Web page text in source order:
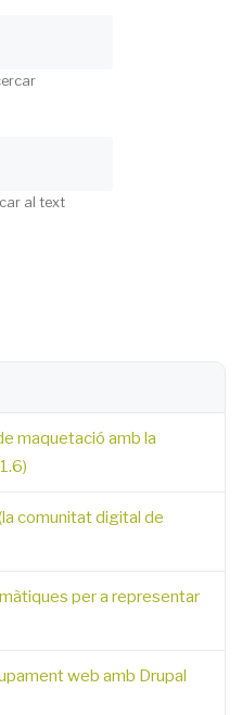
al text
maquetació amb la
comunitat digital de
per a representar
web amb Drupal